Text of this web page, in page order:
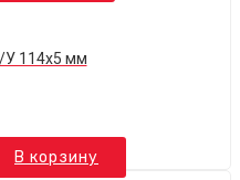
У 114х5 мм
В корзину